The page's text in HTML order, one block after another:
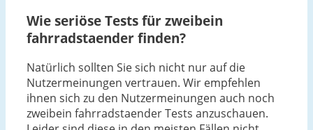
Wie seriöse Tests für zweibein
fahrradstaender finden?
Natürlich sollten Sie sich nicht nur auf die
Nutzermeinungen vertrauen. Wir empfehlen
ihnen sich zu den Nutzermeinungen auch noch
zweibein fahrradstaender Tests anzuschauen.